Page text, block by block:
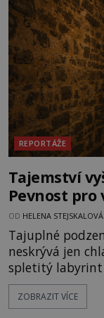
vrch Hr
REPORTÁŽE
Tajemství
Pevnost pro
OD HELENA STEJSKALOVÁ
Tajuplné
neskrývá jen
spletitý labyrint
zapomenuté
Hluboko uvnitř
ZOBRAZIT VÍCE